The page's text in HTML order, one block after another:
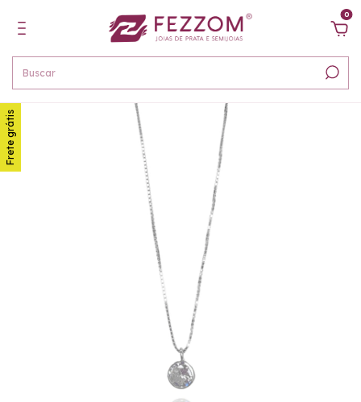
0
Frete grátis